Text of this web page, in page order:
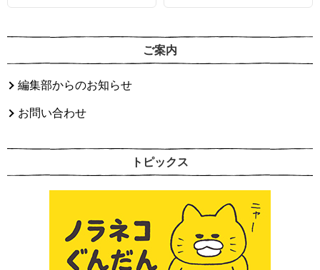
ご案内
編集部からのお知らせ
お問い合わせ
トピックス